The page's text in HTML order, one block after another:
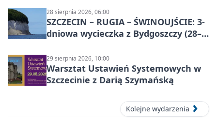
28 sierpnia 2026, 06:00
SZCZECIN – RUGIA – ŚWINOUJŚCIE: 3-
dniowa wycieczka z Bydgoszczy (28–
29 sierpnia 2026, 10:00
Warsztat Ustawień Systemowych w
Szczecinie z Darią Szymańską
Kolejne wydarzenia